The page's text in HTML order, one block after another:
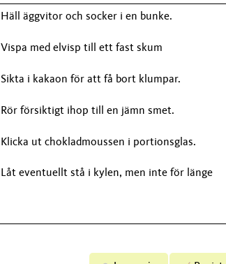
Häll äggvitor och socker i en bunke.
Vispa med elvisp till ett fast skum
Sikta i kakaon för att få bort klumpar.
Rör försiktigt ihop till en jämn smet.
Klicka ut chokladmoussen i portionsglas.
Låt eventuellt stå i kylen, men inte för länge